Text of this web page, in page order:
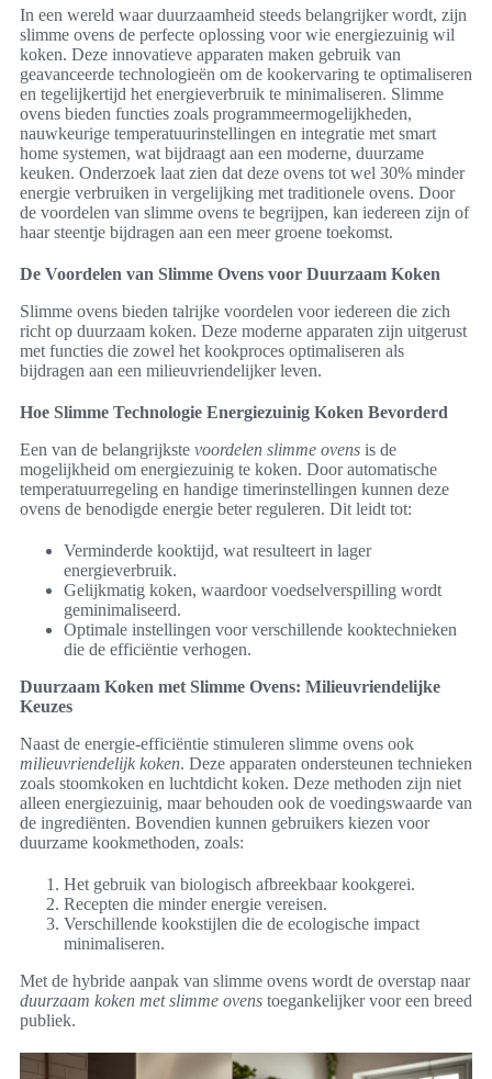
In een wereld waar duurzaamheid steeds belangrijker wordt, zijn
slimme ovens de perfecte oplossing voor wie energiezuinig wil
koken. Deze innovatieve apparaten maken gebruik van
geavanceerde technologieën om de kookervaring te optimaliseren
en tegelijkertijd het energieverbruik te minimaliseren. Slimme
ovens bieden functies zoals programmeermogelijkheden,
nauwkeurige temperatuurinstellingen en integratie met smart
home systemen, wat bijdraagt aan een moderne, duurzame
keuken. Onderzoek laat zien dat deze ovens tot wel 30% minder
energie verbruiken in vergelijking met traditionele ovens. Door
de voordelen van slimme ovens te begrijpen, kan iedereen zijn of
haar steentje bijdragen aan een meer groene toekomst.
De Voordelen van Slimme Ovens voor Duurzaam Koken
Slimme ovens bieden talrijke voordelen voor iedereen die zich
richt op duurzaam koken. Deze moderne apparaten zijn uitgerust
met functies die zowel het kookproces optimaliseren als
bijdragen aan een milieuvriendelijker leven.
Hoe Slimme Technologie Energiezuinig Koken Bevorderd
Een van de belangrijkste voordelen slimme ovens is de
mogelijkheid om energiezuinig te koken. Door automatische
temperatuurregeling en handige timerinstellingen kunnen deze
ovens de benodigde energie beter reguleren. Dit leidt tot:
Verminderde kooktijd, wat resulteert in lager
energieverbruik.
Gelijkmatig koken, waardoor voedselverspilling wordt
geminimaliseerd.
Optimale instellingen voor verschillende kooktechnieken
die de efficiëntie verhogen.
Duurzaam Koken met Slimme Ovens: Milieuvriendelijke
Keuzes
Naast de energie-efficiëntie stimuleren slimme ovens ook
milieuvriendelijk koken. Deze apparaten ondersteunen technieken
zoals stoomkoken en luchtdicht koken. Deze methoden zijn niet
alleen energiezuinig, maar behouden ook de voedingswaarde van
de ingrediënten. Bovendien kunnen gebruikers kiezen voor
duurzame kookmethoden, zoals:
Het gebruik van biologisch afbreekbaar kookgerei.
Recepten die minder energie vereisen.
Verschillende kookstijlen die de ecologische impact
minimaliseren.
Met de hybride aanpak van slimme ovens wordt de overstap naar
duurzaam koken met slimme ovens toegankelijker voor een breed
publiek.